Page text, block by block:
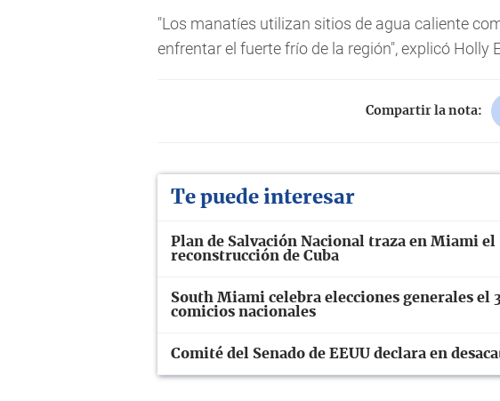
"Los manatíes utilizan sitios de agua caliente
enfrentar el fuerte frío de la región", explicó Holly
Compartir la nota:
Te puede interesar
Plan de Salvación Nacional traza en Miami
reconstrucción de Cuba
South Miami celebra elecciones generales el
comicios nacionales
Comité del Senado de EEUU declara en